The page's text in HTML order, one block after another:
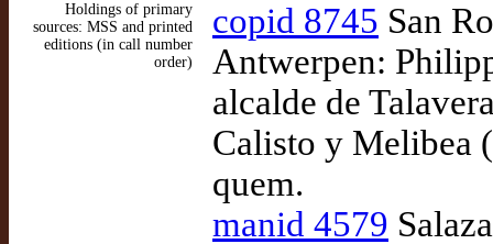
Holdings of primary
sources: MSS and printed
editions (in call number
order)
copid 8745 San
Antwerpen:
alcalde de
Calisto y Melibea
quem.
manid 4579